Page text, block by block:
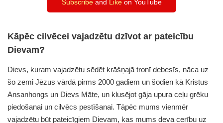
닫
기
Subscribeand Likeon YouTube
Kāpēc cilvēcei vajadzētu dzīvot ar pateicību
Dievam?
Dievs, kuram vajadzētu sēdēt krāšņajā tronī debesīs, nāca uz
šo zemi Jēzus vārdā pirms 2000 gadiem un šodien kā Kristus
Ansanhongs un Dievs Māte, un klusējot gāja upura ceļu grēku
piedošanai un cilvēcs pestīšanai. Tāpēc mums vienmēr
vajadzētu būt pateicīgiem Dievam, kas mums deva cerību uz